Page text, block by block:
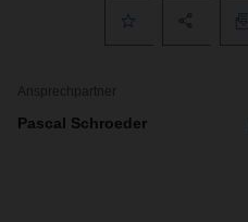
Ansprechpartner
Pascal Schroeder